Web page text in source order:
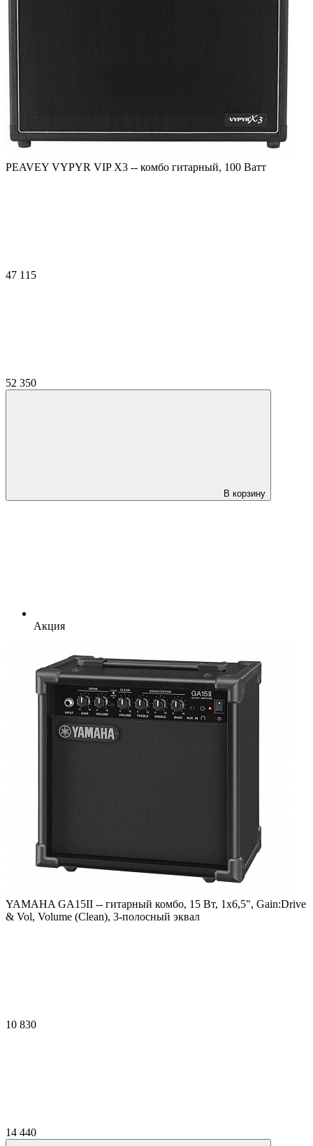
PEAVEY VYPYR VIP X3 -- комбо гитарный, 100 Ватт
47 115
52 350
В корзину
Акция
YAMAHA GA15II -- гитарный комбо, 15 Вт, 1x6,5", Gain:Drive
& Vol, Volume (Clean), 3-полосный эквал
10 830
14 440